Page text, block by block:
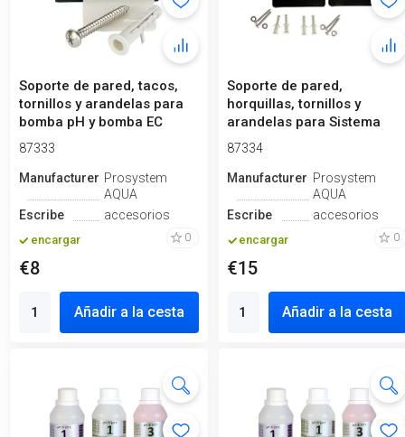
Soporte de pared, tacos,
tornillos y arandelas para
bomba pH y bomba EC
87333
ManufactureroProsystem
AQUA
Escribe
accesorios
encargar 0
€8
Añadir a la cesta
Soporte de pared,
horquillas, tornillos y
arandelas para Sistema
Hidropónico
87334
ManufactureroProsystem
AQUA
Escribe
accesorios
encargar 0
€15
Añadir a la cesta